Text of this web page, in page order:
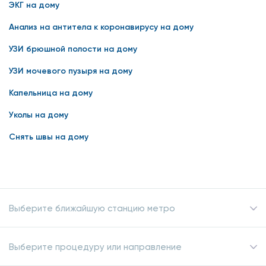
палочки помещаются в специальный раствор, в котором
специальную тест-полоску, на которой в течение 15 минут
коронавирус или нет.
Для того, чтобы сдать анализ на коронавирус методом
ИХА на дому, вам достаточно позвонить нам или оставить
ЭКГ на дому
Анализ на антитела к коронавирусу на дому
УЗИ брюшной полости на дому
УЗИ мочевого пузыря на дому
Капельница на дому
Уколы на дому
Снять швы на дому
Выберите ближайшую станцию метро
Выберите процедуру или направление